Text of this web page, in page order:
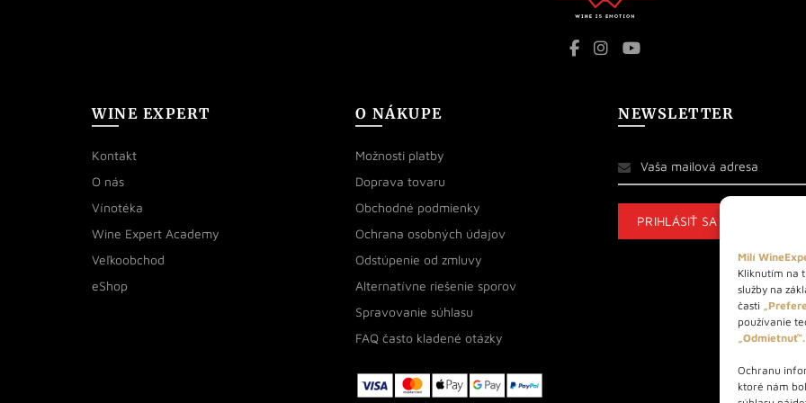
Milí
Kliknutím na
služby na
časti
používanie
„Odmietnuť“.
Ochranu
ktoré nám
WINE EXPERT
Kontakt
O nás
Vínotéka
Wine Expert Academy
Veľkoobchod
eShop
O NÁKUPE
Možnosti platby
Doprava tovaru
Obchodné podmienky
Ochrana osobných údajov
Odstúpenie od zmluvy
Alternatívne riešenie sporov
Spravovanie súhlasu
FAQ často kladené otázky
NEWSLETTER